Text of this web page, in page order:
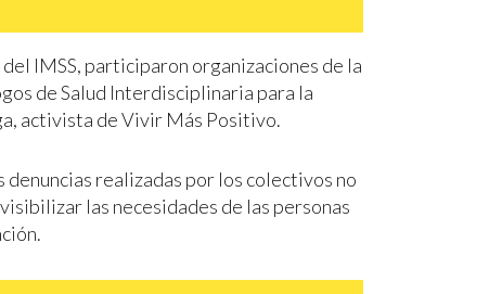
IMSS, participaron organizaciones de la
de Salud Interdisciplinaria para la
activista de Vivir Más Positivo.
realizadas por los colectivos no
las necesidades de las personas